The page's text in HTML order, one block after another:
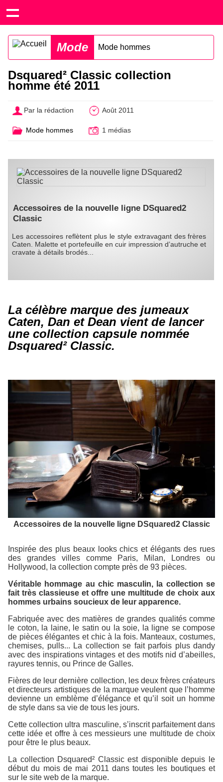
Mode Mode hommes
Dsquared² Classic collection
homme été 2011
Par la rédaction Août 2011
Mode hommes 1 médias
Accessoires de la nouvelle ligne DSquared2
Classic
Les accessoires reflètent plus le style extravagant des frères
Caten. Malette et portefeuille en cuir impression d’autruche et
cravate à détails brodés...
La célèbre marque des jumeaux
Caten, Dan et Dean vient de lancer
une collection capsule nommée
Dsquared² Classic.
Accessoires de la nouvelle ligne DSquared2 Classic
Inspirée des plus beaux looks chics et élégants des rues
des grandes villes comme Paris, Milan, Londres ou
Hollywood, la collection compte près de 93 pièces.
Véritable hommage au chic masculin, la collection se
fait très classieuse et offre une multitude de choix aux
hommes urbains soucieux de leur apparence.
Fabriquée avec des matières de grandes qualités comme
le coton, la laine, le satin ou la soie, la ligne se compose
de pièces élégantes et chic à la fois. Manteaux, costumes,
chemises, pulls... La collection se fait parfois plus dandy
avec des inspirations vintages et des motifs nid d’abeilles,
rayures tennis, ou Prince de Galles.
Fières de leur dernière collection, les deux frères créateurs
et directeurs artistiques de la marque veulent que l’homme
devienne un emblème d’élégance et qu’il soit un homme
de style dans sa vie de tous les jours.
Cette collection ultra masculine, s’inscrit parfaitement dans
cette idée et offre à ces messieurs une multitude de choix
pour être le plus beaux.
La collection Dsquared² Classic est disponible depuis le
début du mois de mai 2011 dans toutes les boutiques et
sur le site web de la marque.